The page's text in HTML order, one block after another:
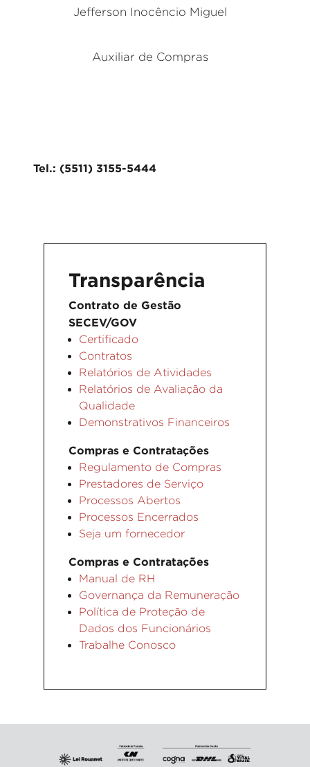
Jefferson Inocêncio Miguel
Auxiliar de Compras
Tel.: (5511) 3155-5444
Transparência
Contrato de Gestão
SECEV/GOV
Certificado
Contratos
Relatórios de Atividades
Relatórios de Avaliação da
Qualidade
Demonstrativos Financeiros
Compras e Contratações
Regulamento de Compras
Prestadores de Serviço
Processos Abertos
Processos Encerrados
Seja um fornecedor
Compras e Contratações
Manual de RH
Governança da Remuneração
Política de Proteção de
Dados dos Funcionários
Trabalhe Conosco